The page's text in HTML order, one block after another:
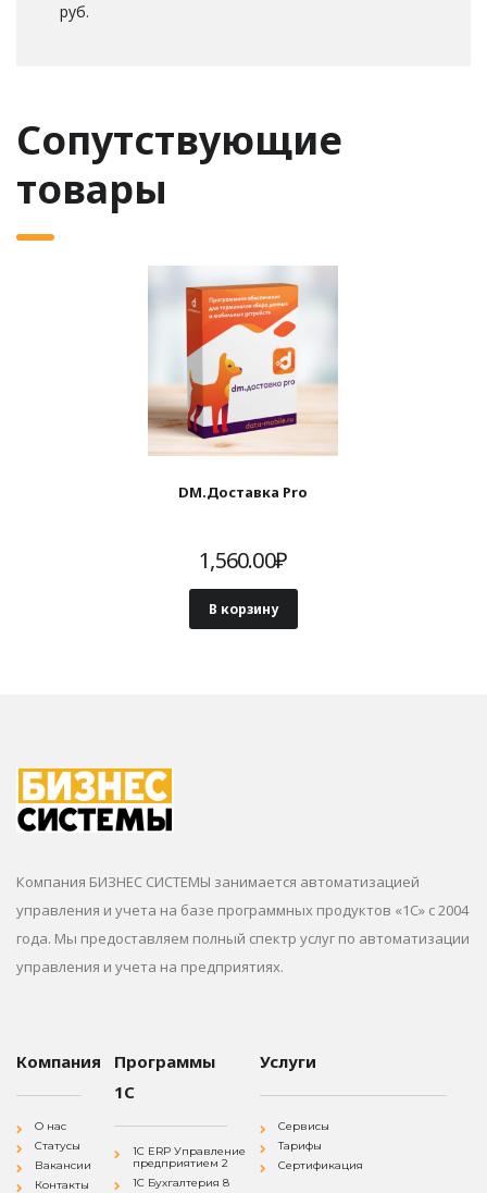
руб.
Сопутствующие
товары
DM.Доставка Pro
1,560.00₽
В корзину
Компания БИЗНЕС СИСТЕМЫ занимается автоматизацией
управления и учета на базе программных продуктов «1С» с 2004
года. Мы предоставляем полный спектр услуг по автоматизации
управления и учета на предприятиях.
Компания
О нас
Статусы
Вакансии
Контакты
Программы
1С
1С ERP Управление
предприятием 2
1С Бухгалтерия 8
Услуги
Сервисы
Тарифы
Сертификация